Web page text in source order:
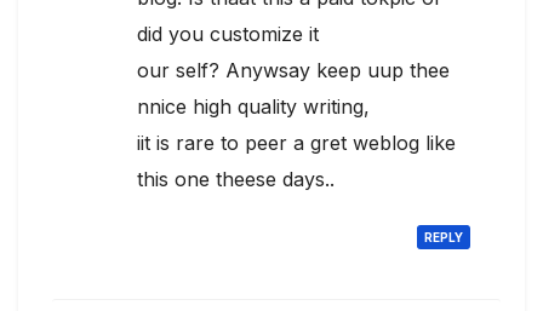
did you customize it
our self? Anywsay keep uup thee
nnice high quality writing,
iit is rare to peer a gret weblog like
this one theese days..
REPLY